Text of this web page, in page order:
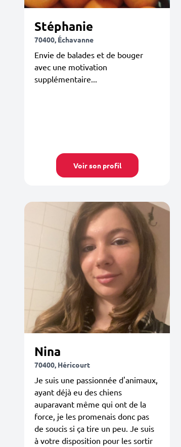
Stéphanie
70400, Échavanne
Envie de balades et de bouger
avec une motivation
supplémentaire...
Voir son profil
Nina
70400, Héricourt
Je suis une passionnée d'animaux,
ayant déjà eu des chiens
auparavant même qui ont de la
force, je les promenais donc pas
de soucis si ça tire un peu. Je suis
à votre disposition pour les sortir